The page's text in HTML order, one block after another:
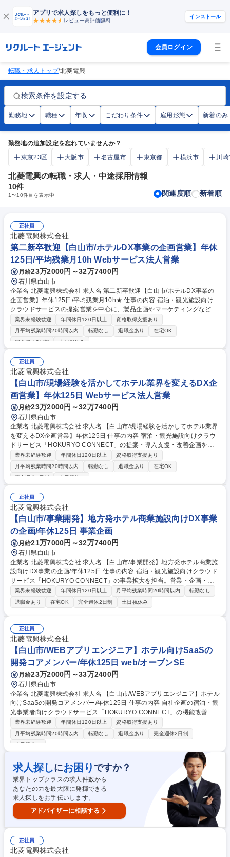
アプリで求人探しをもっと便利に！
レビュー高評価無料
インストール
会員ログイン
転職・求人トップ/北菱電興
検索条件を設定する
勤務地 職種 年収 こだわり条件 雇用形態 新着のみ
勤務地の追加設定を忘れていませんか？
東京23区
大阪市 名古屋市 東京都 横浜市 川
北菱電興の転職・求人・中途採用情報
10件
1〜10件目を表示中 関連度順 新着順
正社員
北菱電興株式会社
第二新卒歓迎【白山市/ホテルDX事業の企画営業】年休
125日/平均残業月10h Webサービス法人営業
月給23万2000円～32万7400円
石川県白山市
企業名 北菱電興株式会社 求人名 第二新卒歓迎【白山市/ホテルDX事業の
企画営業】年休125日/平均残業月10h★ 仕事の内容 宿泊・観光施設向け
クラウドサービスの提案営業を中心に、製品企画やマーケティングなど事
業づくりにも携わっていただきます。 全国のホテル・温浴施設・商業施設
などへ、自社SaaS「HOKURYO CONNECT」を提案します。単なる営業
ではなく、「現場ではどんな課題があるか」「もっと使いやすくするには
幅広く携わるポジションです。少人数チームのため役割は固定されておら
ず、将来的には事業開発や新サービス企画などへ挑戦することも可能で
す。 募集職種 第二新卒歓迎【白山市/ホテルDX事業の企画営業】年休125
日/平均残業月10h★
業界未経験歓迎 年間休日120日以上
資格取得支援あり
月平均残業時間20時間以内
転勤なし 退職金あり
在宅OK
完全週休2日制
土日祝休み
正社員
北菱電興株式会社
【白山市/現場経験を活かしてホテル業界を変えるDX企
画営業】年休125日 Webサービス法人営業
月給23万2000円～32万7400円
石川県白山市
企業名 北菱電興株式会社 求人名 【白山市/現場経験を活かしてホテル業界
を変えるDX企画営業】年休125日 仕事の内容 宿泊・観光施設向けクラウ
ドサービス「HOKURYO CONNECT」の提案・導入支援・改善企画を担
当。現場課題をプロダクト改善へつなげる仕事です。 全国のホテル・旅
館・温浴施設・商業施設などへ、自社SaaS「HOKURYO CONNECT」を
提案します。単なる営業ではなく、現場の運用課題や業務フローを深く理
していくポジションです。営業・導入支援・カスタマーサクセス・企画を
横断しながら、業界そのものをより良くしていく役割を期待しています。
募集職種 【白山市/現場経験を活かしてホテル業界を変えるDX企画営業】
年休125日
業界未経験歓迎 年間休日120日以上
資格取得支援あり
月平均残業時間20時間以内
転勤なし 退職金あり
在宅OK
完全週休2日制
土日祝休み
正社員
北菱電興株式会社
【白山市/事業開発】地方発ホテル商業施設向けDX事業
の企画/年休125日 事業企画
月給21万7000円～32万7400円
石川県白山市
企業名 北菱電興株式会社 求人名 【白山市/事業開発】地方発ホテル商業施
設向けDX事業の企画/年休125日 仕事の内容 宿泊・観光施設向けクラウド
サービス「HOKURYO CONNECT」の事業拡大を担当。営業・企画・マ
ーケ・アライアンスなどを横断し、事業成長を推進します。 ホテル・温浴
施設・商業施設などへ展開する自社SaaS「HOKURYO CONNECT」の事
業開発を担当します。営業活動だけでなく、顧客課題をもとにしたサービ
ス改善、販売戦略の立案、マーケティング、アライアンス推進、新市場開
拓など幅広く関与。少人数チームのため役割は固定されておらず、自ら事
業を動かしながら成長させていくポジションです。 募集職種 【白山市/事
業開発】地方発ホテル商業施設向けDX事業の企画/年休125日
業界未経験歓迎 年間休日120日以上 月平均残業時間20時間以内
転勤なし
退職金あり
在宅OK 完全週休2日制 土日祝休み
正社員
北菱電興株式会社
【白山市/WEBアプリエンジニア】ホテル向けSaaSの
開発コアメンバー/年休125日 web/オープンSE
月給23万2000円～33万2400円
石川県白山市
企業名 北菱電興株式会社 求人名 【白山市/WEBアプリエンジニア】ホテル
向けSaaSの開発コアメンバー/年休125日 仕事の内容 自社企画の宿泊・観
光事業者向けクラウドサービス「HOKURYO CONNECT」の機能改善・
新機能開発を担当。顧客要望ももとに、より使いやすいサービスへ進化さ
せます。 自社SaaSの開発・運用・保守業務をお任せします。具体的に
は、新機能の要件定義・設計・実装、パートナーエンジニアへの技術ディ
会社と連携して開発を進めていますが、今後は社内主導で取りまとめてい
くべく、将来的には、技術選定や開発体制づくりなど、テックリード・開
発責任者としての活躍も期待しています。 募集職種 【白山市/WEBアプリ
エンジニア】ホテル向けSaaSの開発コアメンバー/年休125日
業界未経験歓迎 年間休日120日以上
資格取得支援あり
月平均残業時間20時間以内
転勤なし 退職金あり
完全週休2日制
土日祝休み
求人探しにお困り ですか？
業界トップクラスの求人件数から
あなたの力を最大限に発揮できる
求人探しをお手伝いします。
アドバイザーに相談する
正社員
北菱電興株式会社